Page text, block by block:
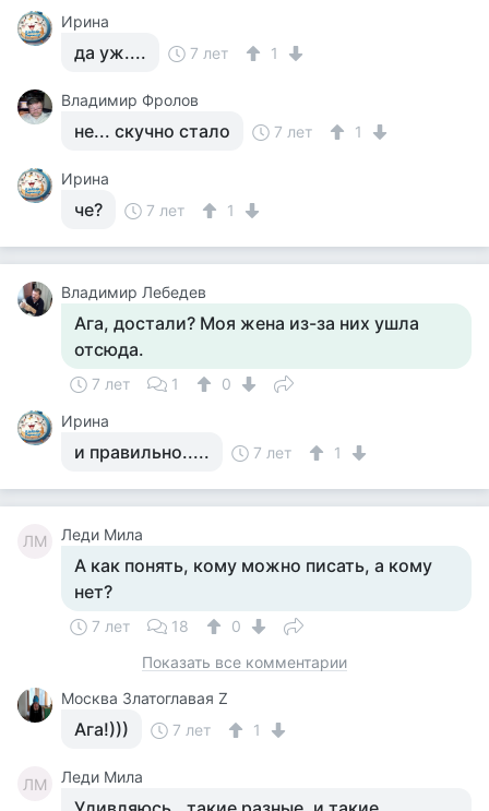
Ирина
да уж.... 7 лет 1
Владимир Фролов
не... скучно стало 7 лет 1
Ирина
че? 7 лет 1
Владимир Лебедев
Ага, достали? Моя жена из-за них ушла
отсюда.
7 лет 1
0
Ирина
и правильно..... 7 лет 1
ЛМ Леди Мила
А как понять, кому можно писать, а кому
нет?
7 лет 18
0
Показать все комментарии
Москва Златоглавая Z
Ага!))) 7 лет 1
ЛМ Леди Мила